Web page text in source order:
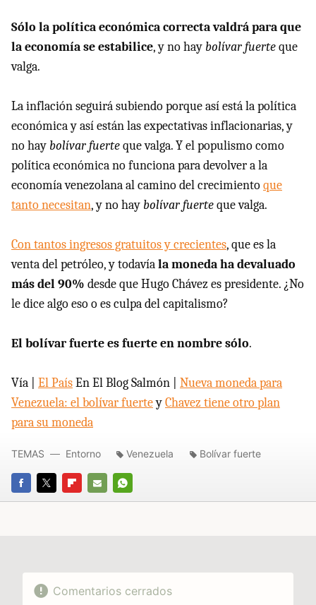
Sólo la política económica correcta valdrá para que
la economía se estabilice, y no hay bolívar fuerteque
valga.
La inflación seguirá subiendo porque así está la política
económica y así están las expectativas inflacionarias, y
no hay bolívar fuerteque valga. Y el populismo como
política económica no funciona para devolver a la
economía venezolana al camino del crecimientoque
tanto necesitan, y no hay bolívar fuerteque valga.
Con tantos ingresos gratuitos y crecientes, que es la
venta del petróleo, y todavíala moneda ha devaluado
más del 90% desde que Hugo Chávez es presidente. ¿No
le dice algo eso o es culpa del capitalismo?
El bolívar fuerte es fuerte en nombre sólo.
Vía | El PaísEn El Blog Salmón | Nueva moneda para
Venezuela: el bolívar fuerteyChavez tiene otro plan
para su moneda
FACEBOOK
TWITTERFLIPBOARD
E-
WHATSAPP
TEMAS Entorno Venezuela Bolívar fuerte
Comentarios cerrados